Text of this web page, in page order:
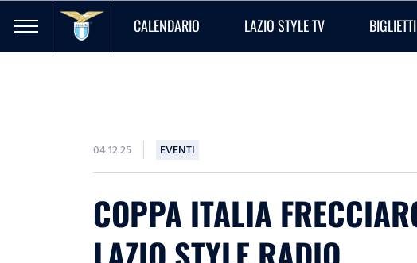
CALENDARIO LAZIO STYLE TV BIGLIETTI
04.12.25 EVENTI
COPPA ITALIA